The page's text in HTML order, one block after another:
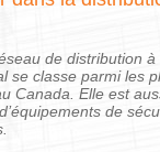
de distribution
se classe parmi les
Canada. Elle est
de